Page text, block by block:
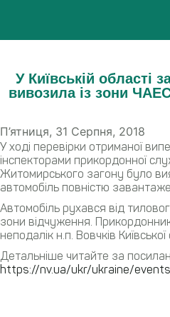
У Київській області
вивозила із зони
П’ятниця, 31 Серпня, 2018
У ході перевірки отриманої
інспекторами прикордонної
Житомирського загону було
автомобіль повністю
Автомобіль рухався від
зони відчуження.
неподалік н.п. Вовчків Київської
Детальніше читайте за
https://nv.ua/ukr/ukraine/